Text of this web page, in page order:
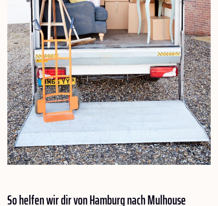
So helfen wir dir von Hamburg nachMulhouse